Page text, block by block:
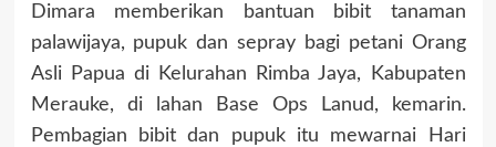
Dimara memberikan bantuan bibit tanaman
palawijaya, pupuk dan sepray bagi petani Orang
Asli Papua di Kelurahan Rimba Jaya, Kabupaten
Merauke, di lahan Base Ops Lanud, kemarin.
Pembagian bibit dan pupuk itu mewarnai Hari